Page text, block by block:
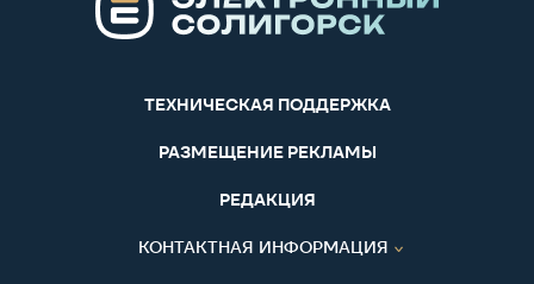
ТЕХНИЧЕСКАЯ ПОДДЕРЖКА
РАЗМЕЩЕНИЕ РЕКЛАМЫ
РЕДАКЦИЯ
КОНТАКТНАЯ ИНФОРМАЦИЯ